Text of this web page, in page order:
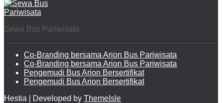
Sewa Bus Pariwisata
Co-Branding bersama Arion Bus Pariwisata
Co-Branding bersama Arion Bus Pariwisata
Pengemudi Bus Arion Bersertifikat
Pengemudi Bus Arion Bersertifikat
Hestia | Developed by ThemeIsle